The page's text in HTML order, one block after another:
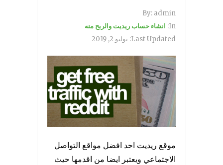
By: admin
In: انشاء حساب ريديت والربح منه
Last Updated: يوليو 2, 2019
موقع ريديت احد افضل مواقع التواصل
الاجتماعي ويعتبر ايضا من اقدمها حيث